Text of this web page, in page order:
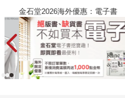
金石堂2026海外優惠：電子書